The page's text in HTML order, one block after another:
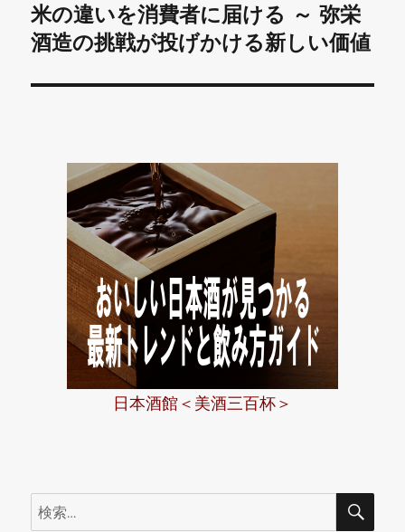
ー
シ
次
の
稿:
米の違いを消費者に届ける ～ 弥栄
酒造の挑戦が投げかける新しい価値
日本酒館＜美酒三百杯＞
検
検